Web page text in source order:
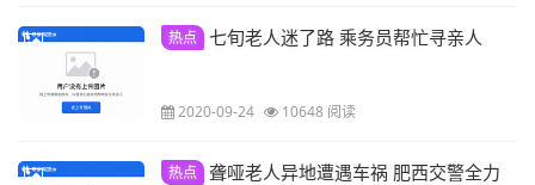
热点 七旬老人迷了路 乘务员帮忙寻亲人
2020-09-24 10648 阅读
热点
聋哑老人异地遭遇车祸 肥西交警全力